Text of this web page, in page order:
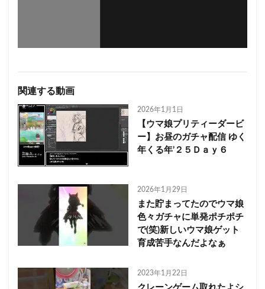
関連する動画
2026年1月1日
【ウマ娘プリティーダービ
ー】お昼のガチャ配信 ゆく
年くる年’２５Ｄａｙ６
2026年1月29日
また貯まってたのでウマ娘
色々ガチャに単発ポチポチ
で(笑)新しいウマ娘ゲット
育成苦手なんだよなぁ
2023年1月22日